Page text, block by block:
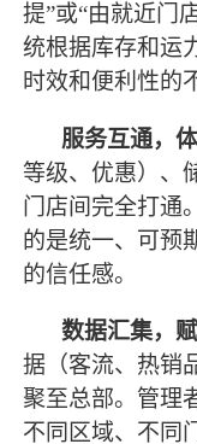
提”或“由就近门
统根据库存和运
时效和便利性的
服务互通，
等级、优惠）、
门店间完全打通
的是统一、可预
的信任感。
数据汇集，
据（客流、热销
聚至总部。管理
不同区域、不同